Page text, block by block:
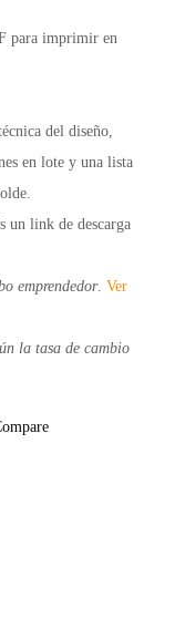
para imprimir en
del diseño,
en lote y una lista
un link de descarga
emprendedor. Ver
la tasa de cambio